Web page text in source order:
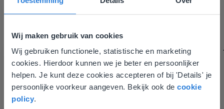
Wij maken gebruik van cookies
Wij gebruiken functionele, statistische en marketing
cookies. Hierdoor kunnen we je beter en persoonlijker
helpen. Je kunt deze cookies accepteren of bij 'Details' je
persoonlijke voorkeur aangeven. Bekijk ook de cookie
policy.
Margrietschool
Deze website komt niet
overeen met je locatie
Gezien je locatie, denken we dat je misschien
liever naar de website voor English gaat. Hier